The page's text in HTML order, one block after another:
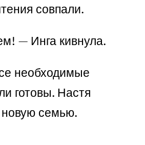
совпали.
— Инга кивнула.
необходимые
готовы. Настя
новую семью.